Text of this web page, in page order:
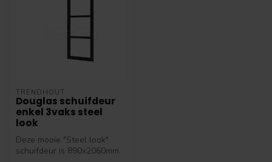
TRENDHOUT
Douglas schuifdeur
enkel 3vaks steel
look
Deze mooie "Steel look"
schuifdeur is 890x2060mm.